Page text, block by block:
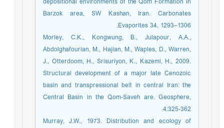
Barzok area, SW Kashan, Iran. Carbonates
Evaporites 34, 1293–1306.
Morley, C.K., Kongwung, B., Julapour, A.A.,
Abdolghafourian, M., Hajian, M., Waples, D., Warren,
J., Otterdoom, H., Srisuriyon, K., Kazemi, H., 2009.
Structural development of a major late Cenozoic
basin and transpressional belt in central Iran: the
Central Basin in the Qom-Saveh are. Geosphere,
4:325-362.
Murray, J.W., 1973. Distribution and ecology of